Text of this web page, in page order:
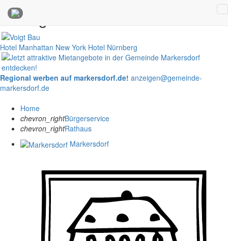
Anzeigen
Hotel Manhattan New York Hotel Nürnberg
Regional werben auf markersdorf.de! anzeigen@gemeinde-
markersdorf.de
Home
chevron_rightBürgerservice
chevron_rightRathaus
Markersdorf